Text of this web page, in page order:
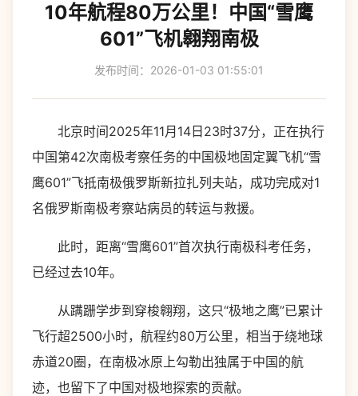
10年航程80万公里！中国“雪鹰
601”飞机翱翔南极
发布时间：2026-01-03 01:55:01
北京时间2025年11月14日23时37分，正在执行
中国第42次南极考察任务的中国极地固定翼飞机“雪
鹰601”飞抵南极俄罗斯新拉扎列夫站，成功完成对1
名俄罗斯南极考察站病员的转运与救援。
此时，距离“雪鹰601”首次执行南极科考任务，
已经过去10年。
从蹒跚学步到穿梭翱翔，这只“极地之鹰”已累计
飞行超2500小时，航程约80万公里，相当于绕地球
赤道20圈，在南极冰原上勾勒出独属于中国的航
迹，也留下了中国对极地探索的贡献。